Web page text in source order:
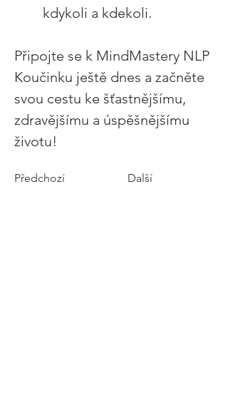
kdykoli a kdekoli.
Připojte se k MindMastery NLP
Koučinku ještě dnes a začněte
svou cestu ke šťastnějšímu,
zdravějšímu a úspěšnějšímu
životu!
Předchozí Další